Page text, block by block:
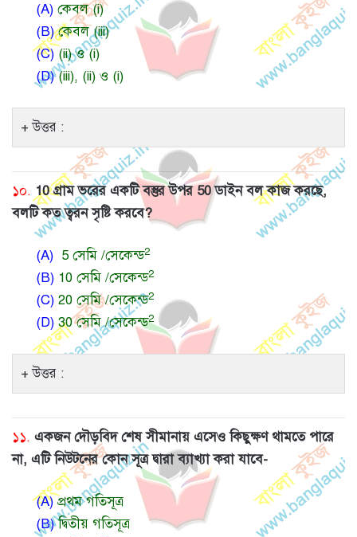
(A) কেবল (i)
(B)কেবল (iii)
(C) (ii) ও (i)
(D)(iii), (ii) ও (i)
উত্তর :
১০. 10 গ্রাম ভরের একটি বস্তুর উপর 50 ডাইন বল কাজ করছে,
বলটি কত ত্বরন সৃষ্টি করবে?
(A) 5 সেমি /সেকেন্ড2
(B) 10 সেমি /সেকেন্ড2
(C) 20 সেমি /সেকেন্ড2
(D) 30 সেমি /সেকেন্ড2
উত্তর :
১১. একজন দৌড়বিদ শেষ সীমানায় এসেও কিছুক্ষণ থামতে পারে
না, এটি নিউটনের কোন সূত্র দ্বারা ব্যাখ্যা করা যাবে-
(A) প্রথম গতিসূত্র
(B)দ্বিতীয় গতিসূত্র